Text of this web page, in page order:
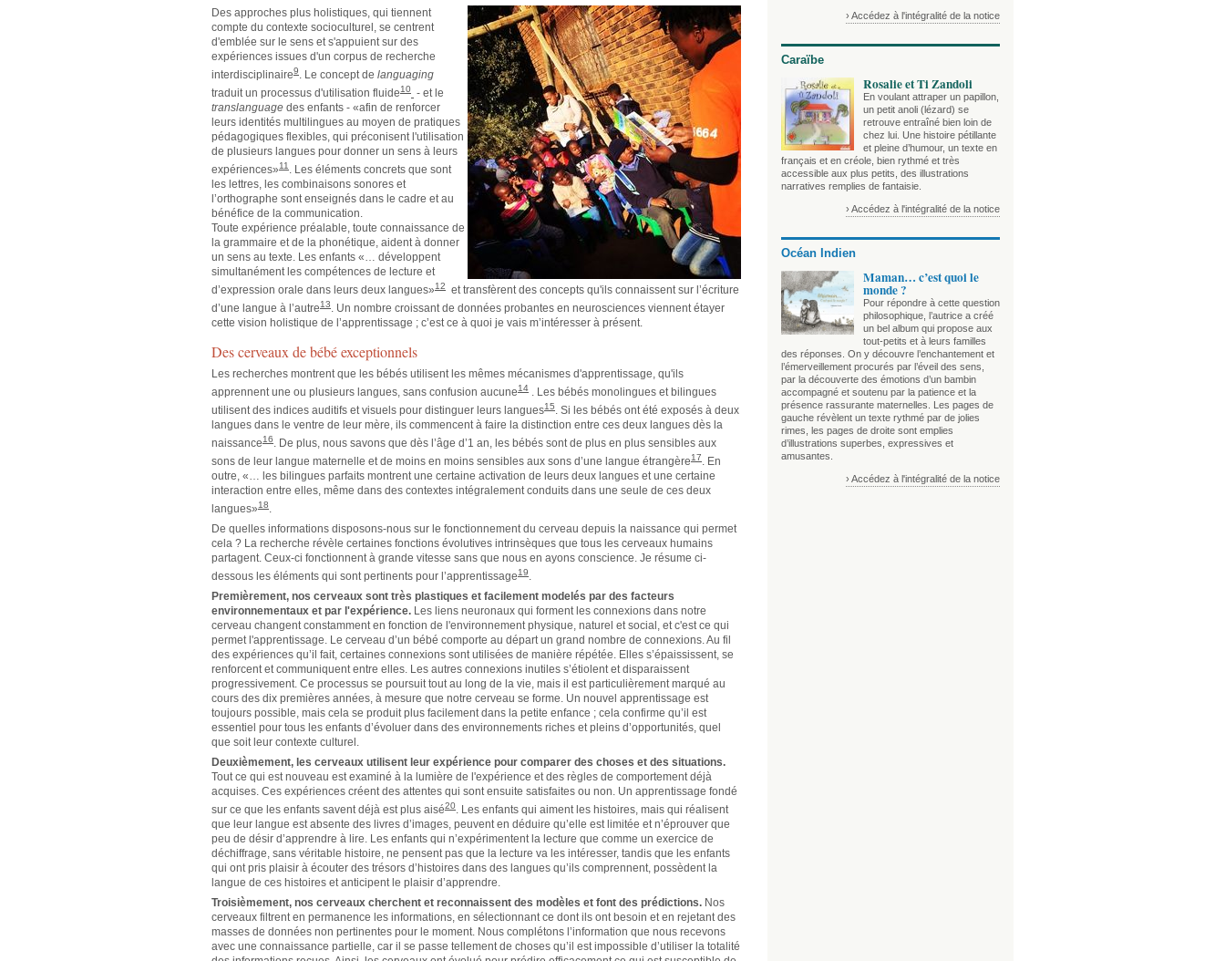
Des approches plus holistiques, qui tiennent
compte du contexte socioculturel, se centrent
d'emblée sur le sens et s'appuient sur des
expériences issues d'un corpus de recherche
interdisciplinaire9. Le concept de languaging
traduit un processus d'utilisation fluide10 - et le
translanguage des enfants - «afin de renforcer
leurs identités multilingues au moyen de pratiques
pédagogiques flexibles, qui préconisent l'utilisation
de plusieurs langues pour donner un sens à leurs
expériences»11 . Les éléments concrets que sont
les lettres, les combinaisons sonores et
l’orthographe sont enseignés dans le cadre et au
bénéfice de la communication.
Toute expérience préalable, toute connaissance de
la grammaire et de la phonétique, aident à donner
un sens au texte. Les enfants «… développent
simultanément les compétences de lecture et
d’expression orale dans leurs deux langues»12
et transfèrent des concepts qu'ils connaissent sur l’écriture
d’une langue à l’autre13. Un nombre croissant de données probantes en neurosciences viennent étayer
cette vision holistique de l’apprentissage ; c’est ce à quoi je vais m’intéresser à présent.
Des cerveaux de bébé exceptionnels
Les recherches montrent que les bébés utilisent les mêmes mécanismes d'apprentissage, qu'ils
apprennent une ou plusieurs langues, sans confusion aucune14 . Les bébés monolingues et bilingues
utilisent des indices auditifs et visuels pour distinguer leurs langues15. Si les bébés ont été exposés à deux
langues dans le ventre de leur mère, ils commencent à faire la distinction entre ces deux langues dès la
naissance16. De plus, nous savons que dès l’âge d’1 an, les bébés sont de plus en plus sensibles aux
sons de leur langue maternelle et de moins en moins sensibles aux sons d’une langue étrangère17. En
outre, «… les bilingues parfaits montrent une certaine activation de leurs deux langues et une certaine
interaction entre elles, même dans des contextes intégralement conduits dans une seule de ces deux
langues»18.
De quelles informations disposons-nous sur le fonctionnement du cerveau depuis la naissance qui permet
cela ? La recherche révèle certaines fonctions évolutives intrinsèques que tous les cerveaux humains
partagent. Ceux-ci fonctionnent à grande vitesse sans que nous en ayons conscience. Je résume ci-
dessous les éléments qui sont pertinents pour l’apprentissage19.
Premièrement, nos cerveaux sont très plastiques et facilement modelés par des facteurs
environnementaux et par l'expérience. Les liens neuronaux qui forment les connexions dans notre
cerveau changent constamment en fonction de l'environnement physique, naturel et social, et c'est ce qui
permet l'apprentissage. Le cerveau d’un bébé comporte au départ un grand nombre de connexions. Au fil
des expériences qu’il fait, certaines connexions sont utilisées de manière répétée. Elles s’épaississent, se
renforcent et communiquent entre elles. Les autres connexions inutiles s’étiolent et disparaissent
progressivement. Ce processus se poursuit tout au long de la vie, mais il est particulièrement marqué au
cours des dix premières années, à mesure que notre cerveau se forme. Un nouvel apprentissage est
toujours possible, mais cela se produit plus facilement dans la petite enfance ; cela confirme qu’il est
essentiel pour tous les enfants d’évoluer dans des environnements riches et pleins d’opportunités, quel
que soit leur contexte culturel.
Deuxièmement, les cerveaux utilisent leur expérience pour comparer des choses et des situations.
Tout ce qui est nouveau est examiné à la lumière de l'expérience et des règles de comportement déjà
acquises. Ces expériences créent des attentes qui sont ensuite satisfaites ou non. Un apprentissage fondé
sur ce que les enfants savent déjà est plus aisé20. Les enfants qui aiment les histoires, mais qui réalisent
que leur langue est absente des livres d’images, peuvent en déduire qu’elle est limitée et n’éprouver que
peu de désir d’apprendre à lire. Les enfants qui n’expérimentent la lecture que comme un exercice de
déchiffrage, sans véritable histoire, ne pensent pas que la lecture va les intéresser, tandis que les enfants
qui ont pris plaisir à écouter des trésors d’histoires dans des langues qu’ils comprennent, possèdent la
langue de ces histoires et anticipent le plaisir d’apprendre.
Troisièmement, nos cerveaux cherchent et reconnaissent des modèles et font des prédictions. Nos
cerveaux filtrent en permanence les informations, en sélectionnant ce dont ils ont besoin et en rejetant des
masses de données non pertinentes pour le moment. Nous complétons l’information que nous recevons
avec une connaissance partielle, car il se passe tellement de choses qu’il est impossible d’utiliser la totalité
› Accédez à l'intégralité de la notice
Caraïbe
Rosalie et Ti Zandoli
En voulant attraper un papillon,
un petit anoli (lézard) se
retrouve entraîné bien loin de
chez lui. Une histoire pétillante
et pleine d’humour, un texte en
français et en créole, bien rythmé et très
accessible aux plus petits, des illustrations
narratives remplies de fantaisie.
› Accédez à l'intégralité de la notice
Océan Indien
Maman… c’est quoi le
monde ?
Pour répondre à cette question
philosophique, l’autrice a créé
un bel album qui propose aux
tout-petits et à leurs familles
des réponses. On y découvre l’enchantement et
l’émerveillement procurés par l’éveil des sens,
par la découverte des émotions d’un bambin
accompagné et soutenu par la patience et la
présence rassurante maternelles. Les pages de
gauche révèlent un texte rythmé par de jolies
rimes, les pages de droite sont emplies
d’illustrations superbes, expressives et
amusantes.
› Accédez à l'intégralité de la notice